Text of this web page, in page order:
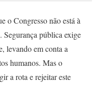
o Congresso não está à
Segurança pública exige
levando em conta a
humanos. Mas o
a rota e rejeitar este